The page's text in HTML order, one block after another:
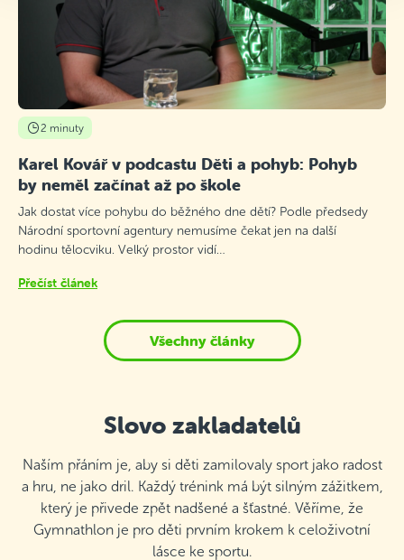
2 minuty
Karel Kovář v podcastu Děti a pohyb: Pohyb
by neměl začínat až po škole
Jak dostat více pohybu do běžného dne dětí? Podle předsedy
Národní sportovní agentury nemusíme čekat jen na další
hodinu tělocviku. Velký prostor vidí…
Přečíst článek
Všechny články
Slovo zakladatelů
Naším přáním je, aby si děti zamilovaly sport jako radost
a hru, ne jako dril. Každý trénink má být silným zážitkem,
který je přivede zpět nadšené a šťastné. Věříme, že
Gymnathlon je pro děti prvním krokem k celoživotní
lásce ke sportu.